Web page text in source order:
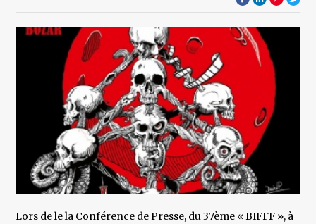
Lors de le la Conférence de Presse, du 37ème « BIFFF », à